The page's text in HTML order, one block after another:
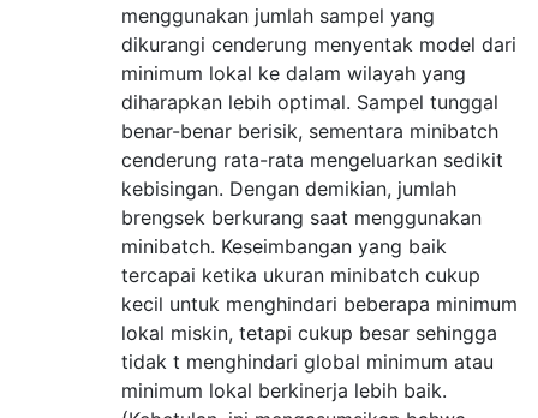
menggunakan jumlah sampel yang
dikurangi cenderung menyentak model dari
minimum lokal ke dalam wilayah yang
diharapkan lebih optimal. Sampel tunggal
benar-benar berisik, sementara minibatch
cenderung rata-rata mengeluarkan sedikit
kebisingan. Dengan demikian, jumlah
brengsek berkurang saat menggunakan
minibatch. Keseimbangan yang baik
tercapai ketika ukuran minibatch cukup
kecil untuk menghindari beberapa minimum
lokal miskin, tetapi cukup besar sehingga
tidak t menghindari global minimum atau
minimum lokal berkinerja lebih baik.